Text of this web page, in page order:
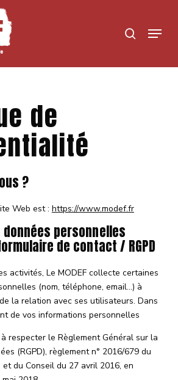
search
Menu
de
?
Web est : https://www.modef.fr
personnelles
de contact / RGPD
activités, Le MODEF collecte certaines
(nom, téléphone, email…) à
la relation avec ses utilisateurs. Dans
de vos informations personnelles
à respecter le Règlement Général sur la
(RGPD), règlement n° 2016/679 du
du Conseil du 27 avril 2016, en